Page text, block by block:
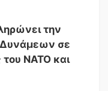
την
σε
του ΝΑΤΟ και